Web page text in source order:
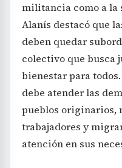
militancia como a la
Alanís destacó que
deben quedar
colectivo que busca
bienestar para
debe atender las
pueblos originarios,
trabajadores y
atención en sus